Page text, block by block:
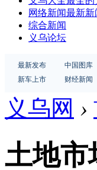
网络新闻最新新
综合新闻
义乌论坛
最新发布 中国图库
新车上市
财经新闻
义乌网 ›
土地市